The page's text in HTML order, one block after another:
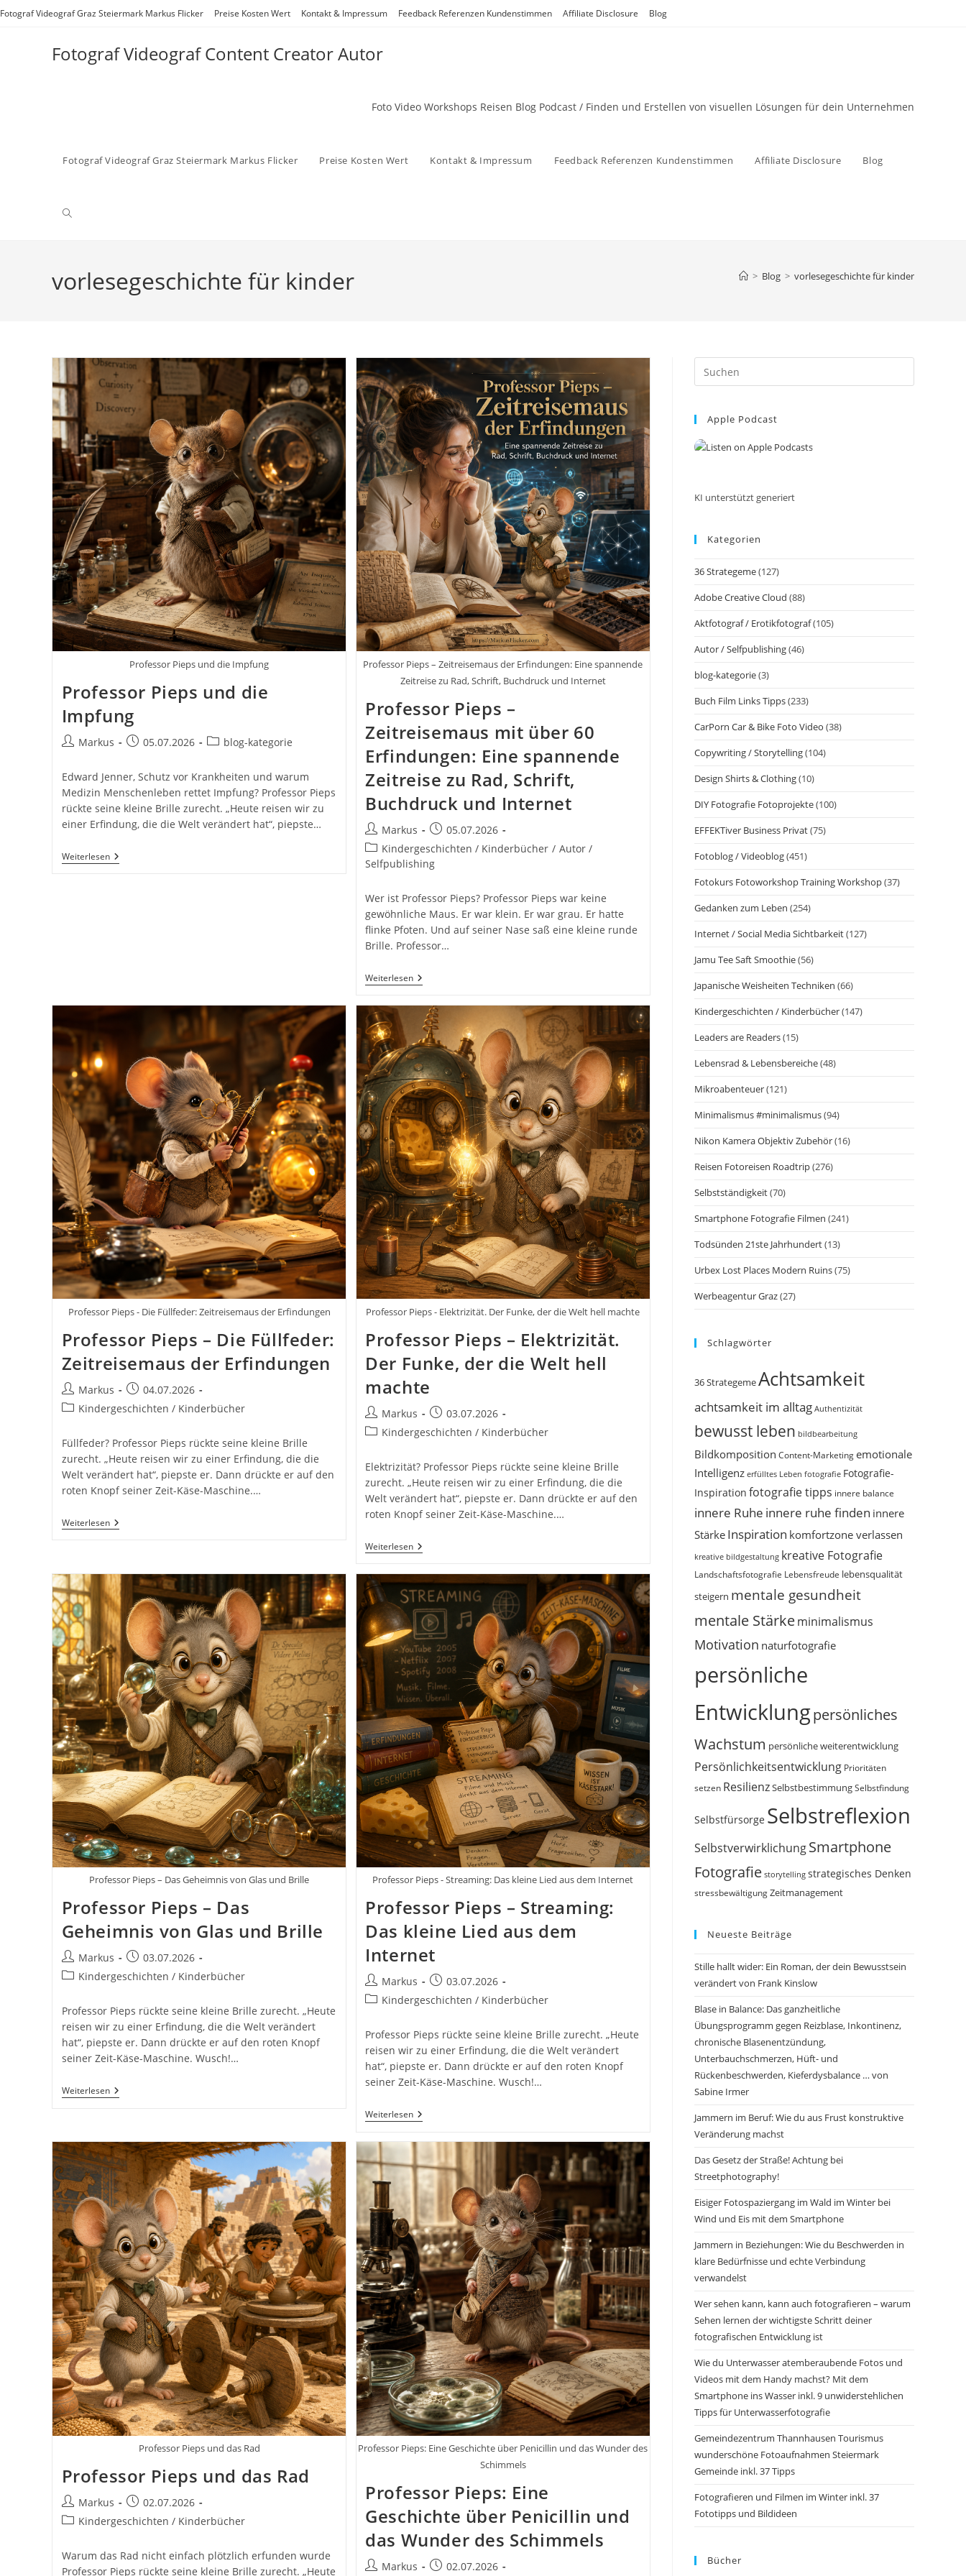
Zum
Fotograf Videograf Graz Steiermark Markus Flicker Preise Kosten Wert Kontakt & Impressum Feedback Referenzen Kundenstimmen Affiliate Disclosure Blog
Fotograf Videograf Content Creator Autor
Foto Video Workshops Reisen Blog Podcast / Finden und Erstellen von visuellen Lösungen für dein Unternehmen
Fotograf Videograf Graz Steiermark Markus Flicker Preise Kosten Wert Kontakt & Impressum Feedback Referenzen Kundenstimmen Affiliate Disclosure Blog
Website-
vorlesegeschichte für kinder > Blog > vorlesegeschichte für kinder
Professor Pieps und die Impfung
Professor Pieps und die
Impfung
Beitrags-
Markus
Beitrag05.07.2026
Beitrags-
blog-kategorie
Edward Jenner, Schutz vor Krankheiten und warum
Medizin Menschenleben rettet Impfung? Professor Pieps
rückte seine kleine Brille zurecht. „Heute reisen wir zu
einer Erfindung, die die Welt verändert hat“, piepste…
WeiterlesenProfessor
Pieps
Professor Pieps – Zeitreisemaus der Erfindungen: Eine spannende
Zeitreise zu Rad, Schrift, Buchdruck und Internet
Professor Pieps –
Zeitreisemaus mit über 60
Erfindungen: Eine spannende
Zeitreise zu Rad, Schrift,
Buchdruck und Internet
Beitrags-
Autor:
Markus
Beitrag
veröffentlicht:
05.07.2026
Beitrags-
Kategorie:
Kindergeschichten / Kinderbücher / Autor /
Selfpublishing
Wer ist Professor Pieps? Professor Pieps war keine
gewöhnliche Maus. Er war klein. Er war grau. Er hatte
flinke Pfoten. Und auf seiner Nase saß eine kleine runde
Brille. Professor…
WeiterlesenProfessor
Pieps
Zeitreisemaus
Mit
Über
60
Erfindungen:
Eine
Spannende
Zeitreise
Zu
Rad,
Schrift,
Buchdruck
Und
Internet
Professor Pieps - Die Füllfeder: Zeitreisemaus der Erfindungen
Professor Pieps – Die Füllfeder:
Zeitreisemaus der Erfindungen
Beitrags-
Autor:
Markus
Beitrag
veröffentlicht:
04.07.2026
Beitrags-
Kindergeschichten / Kinderbücher
Füllfeder? Professor Pieps rückte seine kleine Brille
zurecht. „Heute reisen wir zu einer Erfindung, die die
Welt verändert hat“, piepste er. Dann drückte er auf den
roten Knopf seiner Zeit-Käse-Maschine.…
WeiterlesenProfessor
Pieps
Zeitreisemaus
Der
Erfindungen
Professor Pieps - Elektrizität. Der Funke, der die Welt hell machte
Professor Pieps – Elektrizität.
Der Funke, der die Welt hell
machte
Beitrags-
Autor:
Markus
Beitrag
veröffentlicht:
03.07.2026
Beitrags-
Kindergeschichten / Kinderbücher
Elektrizität? Professor Pieps rückte seine kleine Brille
zurecht. „Heute reisen wir zu einer Erfindung, die die
Welt verändert hat“, piepste er. Dann drückte er auf den
roten Knopf seiner Zeit-Käse-Maschine.…
WeiterlesenProfessor
Pieps
Elektrizität.
Der
Funke,
Der
Die
Welt
Hell
Machte
Professor Pieps – Das Geheimnis von Glas und Brille
Professor Pieps – Das
Geheimnis von Glas und Brille
Beitrags-
Autor:
Markus
Beitrag
veröffentlicht:
03.07.2026
Beitrags-
Kindergeschichten / Kinderbücher
Professor Pieps rückte seine kleine Brille zurecht. „Heute
reisen wir zu einer Erfindung, die die Welt verändert
hat“, piepste er. Dann drückte er auf den roten Knopf
seiner Zeit-Käse-Maschine. Wusch!…
WeiterlesenProfessor
Pieps
Von
Glas
Und
Brille
Professor Pieps - Streaming: Das kleine Lied aus dem Internet
Professor Pieps – Streaming:
Das kleine Lied aus dem
Internet
Beitrags-
Autor:
Markus
Beitrag
veröffentlicht:
03.07.2026
Beitrags-
Kindergeschichten / Kinderbücher
Professor Pieps rückte seine kleine Brille zurecht. „Heute
reisen wir zu einer Erfindung, die die Welt verändert
hat“, piepste er. Dann drückte er auf den roten Knopf
seiner Zeit-Käse-Maschine. Wusch!…
WeiterlesenProfessor
Pieps
Streaming:
Das
Kleine
Lied
Aus
Dem
Internet
Professor Pieps und das Rad
Professor Pieps und das Rad
Beitrags-
Autor:
Markus
Beitrag
veröffentlicht:
02.07.2026
Beitrags-
Kindergeschichten / Kinderbücher
Warum das Rad nicht einfach plötzlich erfunden wurde
Professor Pieps rückte seine kleine Brille zurecht. „Heute
Professor Pieps: Eine Geschichte über Penicillin und das Wunder des
Schimmels
Professor Pieps: Eine
Geschichte über Penicillin und
das Wunder des Schimmels
Beitrags-
Markus
Beitrag02.07.2026
Escape
Apple Podcast
KI unterstützt generiert
Kategorien
36 Strategeme(127)
Adobe Creative Cloud (88)
Aktfotograf / Erotikfotograf(105)
Autor / Selfpublishing(46)
blog-kategorie(3)
Buch Film Links Tipps(233)
CarPorn Car & Bike Foto Video (38)
Copywriting / Storytelling(104)
Design Shirts & Clothing(10)
DIY Fotografie Fotoprojekte(100)
EFFEKTiver Business Privat(75)
Fotoblog / Videoblog(451)
Fotokurs Fotoworkshop Training Workshop(37)
Gedanken zum Leben (254)
Internet / Social Media Sichtbarkeit(127)
Jamu Tee Saft Smoothie(56)
Japanische Weisheiten Techniken (66)
Kindergeschichten / Kinderbücher(147)
Leaders are Readers(15)
Lebensrad & Lebensbereiche(48)
Mikroabenteuer(121)
Minimalismus #minimalismus(94)
Nikon Kamera Objektiv Zubehör(16)
Reisen Fotoreisen Roadtrip(276)
Selbstständigkeit(70)
Smartphone Fotografie Filmen (241)
Todsünden 21ste Jahrhundert(13)
Urbex Lost Places Modern Ruins(75)
Werbeagentur Graz(27)
Schlagwörter
36 StrategemeAchtsamkeit
achtsamkeit im alltag Authentizität
bewusst leben bildbearbeitung
Bildkomposition Content-Marketingemotionale
Intelligenz erfülltes Leben fotografie Fotografie-
Inspiration fotografie tipps innere balance
innere Ruhe innere ruhe finden innere
Stärke Inspiration komfortzone verlassen
kreative bildgestaltung kreative Fotografie
Landschaftsfotografie Lebensfreude lebensqualität
steigern mentale gesundheit
mentale Stärkeminimalismus
Motivation naturfotografie
persönliche
Entwicklungpersönliches
Wachstum persönliche weiterentwicklung
Persönlichkeitsentwicklung Prioritäten
setzen ResilienzSelbstbestimmungSelbstfindung
Selbstfürsorge Selbstreflexion
SelbstverwirklichungSmartphone
Fotografie storytelling strategisches Denken
stressbewältigung Zeitmanagement
Neueste Beiträge
Stille hallt wider: Ein Roman, der dein Bewusstsein
verändert von Frank Kinslow
Blase in Balance: Das ganzheitliche
Übungsprogramm gegen Reizblase, Inkontinenz,
chronische Blasenentzündung,
Unterbauchschmerzen, Hüft- und
Rückenbeschwerden, Kieferdysbalance … von
Sabine Irmer
Jammern im Beruf: Wie du aus Frust konstruktive
Veränderung machst
Das Gesetz der Straße! Achtung bei
Streetphotography!
Eisiger Fotospaziergang im Wald im Winter bei
Wind und Eis mit dem Smartphone
Jammern in Beziehungen: Wie du Beschwerden in
klare Bedürfnisse und echte Verbindung
verwandelst
Wer sehen kann, kann auch fotografieren – warum
Sehen lernen der wichtigste Schritt deiner
fotografischen Entwicklung ist
Wie du Unterwasser atemberaubende Fotos und
Videos mit dem Handy machst? Mit dem
Smartphone ins Wasser inkl. 9 unwiderstehlichen
Tipps für Unterwasserfotografie
Gemeindezentrum Thannhausen Tourismus
wunderschöne Fotoaufnahmen Steiermark
Gemeinde inkl. 37 Tipps
Fotografieren und Filmen im Winter inkl. 37
Fototipps und Bildideen
Bücher